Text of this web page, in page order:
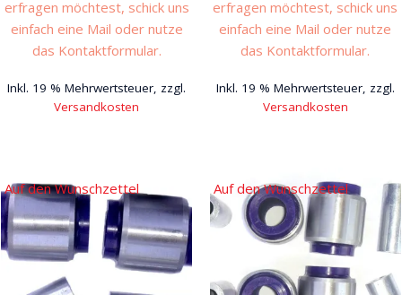
erfragen möchtest, schick uns
einfach eine Mail oder nutze
das Kontaktformular.
Inkl. 19 % Mehrwertsteuer, zzgl.
Versandkosten
mehrere
Varianten
auf.
Die
erfragen möchtest, schick uns
einfach eine Mail oder nutze
das Kontaktformular.
Inkl. 19 % Mehrwertsteuer, zzgl.
Versandkosten
weist
mehrere
Varianten
auf.
Die
Optionen
Auf den Wunschzettel Auf den Wunschzettel